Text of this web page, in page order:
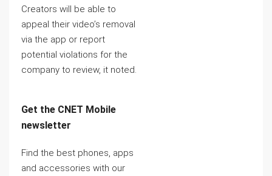
Creators will be able to
appeal their video’s removal
via the app or report
potential violations for the
company to review, it noted.
Get the CNET Mobile
newsletter
Find the best phones, apps
and accessories with our